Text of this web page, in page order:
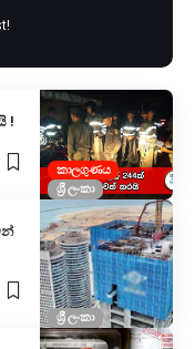
කාලගුණය
ශ්‍රී ලංකා
!
ශ්‍රී ලංකා